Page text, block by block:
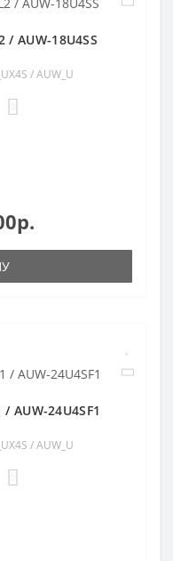
/ AUW-18U4SS
/ AUW_U
AUW-24U4SF1
/ AUW_U